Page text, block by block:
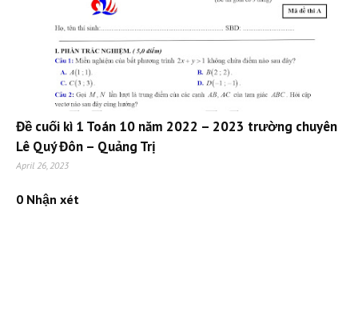
Đề cuối kì 1 Toán 10 năm 2022 – 2023 trường chuyên
Lê Quý Đôn – Quảng Trị
April 26, 2023
0 Nhận xét